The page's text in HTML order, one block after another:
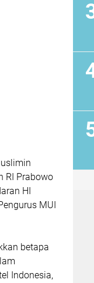
RI Prabowo
HI
MUI
betapa
Indonesia,